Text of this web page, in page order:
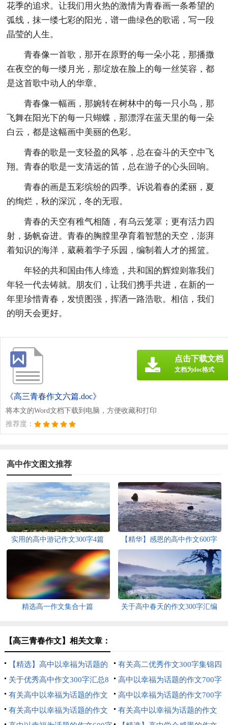
花季的追求。让我们用火热的激情为青春画一条希望的
弧线，抹一缕七彩的阳光，谱一曲绿色的歌谣，写一段
晶莹的人生。
青春像一首歌，那开在原野的每一朵小花，那播撒
在夜空的每一缕月光，那绽放在脸上的每一丝笑容，都
是这首歌中动人的华章。
青春像一幅画，那婉转在树林中的每一只小鸟，那
飞舞在阳光下的每一只蝴蝶，那漂浮在蓝天里的每一朵
白云，都是这幅画中美丽的色彩。
青春的歌是一支轻盈的风筝，总在奋斗的天空中飞
翔。青春的歌是一支清远的笛，总在游子的心头回响。
青春的画是五彩缤纷的四季。诉说着春的柔丽，夏
的绚烂，秋的深沉，冬的无瑕。
青春的天空有稚气相随，有乌云笼罩；更有活力四
射，扬帆奋进。青春的胸膛里孕育着智慧的天空，澎湃
着知识的海洋，葳蕤着学子乐园，编制着人才的摇篮。
年轻的共和国由伟人缔造，共和国的辉煌则靠我们
年轻一代去铸就。朋友们，让我们携手共进，在新的一
年里珍惜青春，发愤图强，挥洒一路浩歌。相信，我们
的明天会更好。
《高三青春作文六篇.doc》
将本文的Word文档下载到电脑，方便收藏和打印
推荐度：
点击下载文档
文档为doc格式
高中作文图文推荐
实用的高中游记作文300字4篇
【精华】感恩的高中作文600字
精选高一作文集合十篇
关于高中春天的作文300字汇编
【高三青春作文】相关文章：
【精选】高中以幸福为话题的
作文700字3篇
有关高二优秀作文300字集锦四
篇
关于优秀高中作文300字汇总8
篇
高中以幸福为话题的作文700字
锦集九篇
有关高中以幸福为话题的作文
600字锦集六篇
高中以幸福为话题的作文700字
锦集6篇
有关高中以幸福为话题的作文
有关高中以幸福为话题的作文